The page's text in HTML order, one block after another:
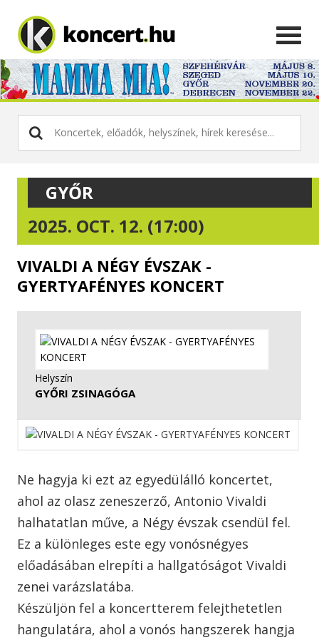
GYŐR
2025. OCT. 12. (17:00)
VIVALDI A NÉGY ÉVSZAK -
GYERTYAFÉNYES KONCERT
Helyszín
GYŐRI ZSINAGÓGA
Ne hagyja ki ezt az egyedülálló koncertet,
ahol az olasz zeneszerző, Antonio Vivaldi
halhatatlan műve, a Négy évszak csendül fel.
Ez a különleges este egy vonósnégyes
előadásában elrepíti a hallgatóságot Vivaldi
zenei varázslatába.
Készüljön fel a koncertterem felejthetetlen
hangulatára, ahol a vonós hangszerek hangja